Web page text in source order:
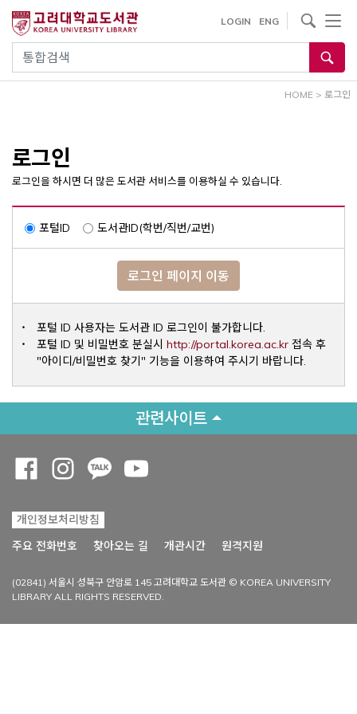
건
통합검색
LOGIN ENG
사이트내 검색
HOME > 로그인
로그인
로그인을 하시면 더 많은 도서관 서비스를 이용하실 수 있습니다.
포털ID 도서관ID(학번/직번/교번)
로그인 페이지 이동
포털 ID 사용자는 도서관 ID 로그인이 불가합니다.
포털 ID 및 비밀번호 분실시 http://portal.korea.ac.krOpens a
접속 후
"아이디/비밀번호 찾기" 기능을 이용하여 주시기 바랍니다.
관련사이트
개인정보처리방침
주요 전화번호
찾아오는 길 개관시간 원격지원
(02841) 서울시 성북구 안암로 145 고려대학교 도서관 © KOREA UNIVERSITY
LIBRARY ALL RIGHTS RESERVED.
Opens a new window
Opens a new window
Opens a new window